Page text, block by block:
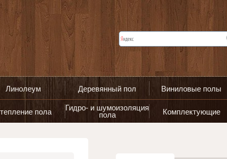
Линолеум Деревянный пол Виниловые полы
пола
Гидро- и шумоизоляция
пола
Комплектующие